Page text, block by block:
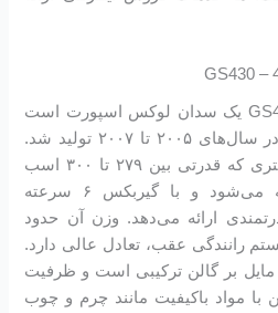
لکسوس جی اس 430 – GS430 یک سدان لوکس اسپورت است
که توسط شرکت لکسوس در سال‌های ۲۰۰۵ تا ۲۰۰۷ تولید شد.
این مدل با موتور V8 4.3 لیتری که قدرتی بین ۲۷۹ تا ۳۰۰ اسب
بخار تولید می‌کند، شناخته می‌شود و با گیربکس ۶ سرعته
ارائه می‌دهد. وزن آن حدود
رانندگی عقب، تعادل عالی دارد.
مصرف سوخت آن حدود ۱۹ مایل بر گالن ترکیبی است و ظرفیت
کابین با مواد باکیفیت مانند چرم و چوب